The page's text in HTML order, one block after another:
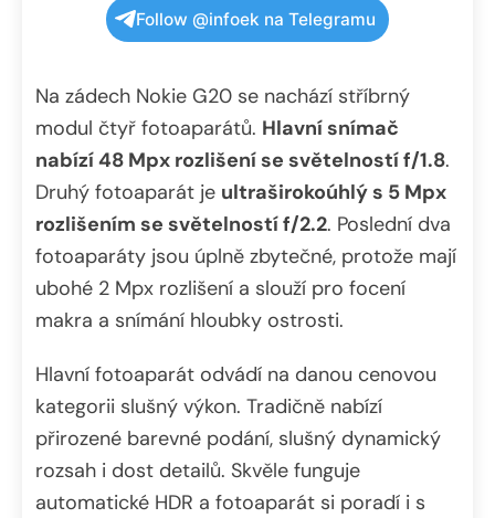
Follow @infoek na Telegramu
Na zádech Nokie G20 se nachází stříbrný
modul čtyř fotoaparátů. Hlavní snímač
nabízí 48 Mpx rozlišení se světelností f/1.8.
Druhý fotoaparát je ultraširokoúhlý s 5 Mpx
rozlišením se světelností f/2.2. Poslední dva
fotoaparáty jsou úplně zbytečné, protože mají
ubohé 2 Mpx rozlišení a slouží pro focení
makra a snímání hloubky ostrosti.
Hlavní fotoaparát odvádí na danou cenovou
kategorii slušný výkon. Tradičně nabízí
přirozené barevné podání, slušný dynamický
rozsah i dost detailů. Skvěle funguje
automatické HDR a fotoaparát si poradí i s